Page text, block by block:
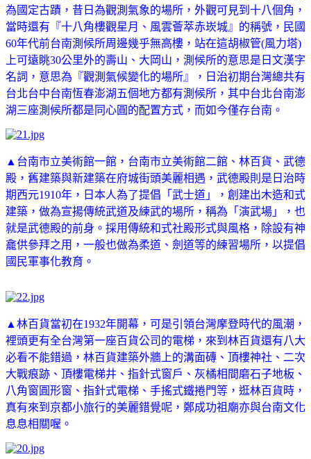
為國定古蹟，昔日為觀測氣象的場所，外觀可見到十八個角，
當時還有『十八角樓觀星月、風雲薈萃赤崁城』的稱號，民國
60年代前台南測候所周邊幾乎無高樓，站在這胡椒管(風力塔)
上可遠眺30公里外的壽山、大岡山，測候所的意思是日文漢字
名詞，意思為『觀測氣候變化的場所』，日治初期台灣總共有
台北台中台南恆春澎湖五個地方都有測候所，其中台北台南澎
湖三座測候所都是同心圓的配置方式，而如今僅存台南。
▲台南市立美術館一館，台南市立美術館二館、林百貨、武德
殿，舊建築與新建築在府城街頭美麗相遇，武德殿則是日治時
期西元1910年，日本人為了提倡「武士道」，創建出木造和式
建築，做為宣揚傳統武道及練武的場所，稱為「演武場」，也
就是武德殿的前身。採用傳統和式社殿形式與風格，除設有神
龕供參拜之用，一般也做為柔道、劍道等的練習場所，以提倡
國民軍事化教育。
▲林百貨當初在1932年開幕，可是引領台灣摩登時代的風潮，
裡頭更有全台灣第一座百貨公司的電梯，來到林百貨還有八大
必看不能錯過，林百貨建築外牆上的溝面磚、頂樓神社、二次
大戰痕跡、頂樓電梯井、指針式窗戶、灰橘相間磨石子地板、
八角窗圓形窗、指針式電梯、手搖式鐵捲門等，逛林百貨時，
真有來到京都小旅行的美麗錯覺呢，鄭成功祖廟亦與台南文化
息息相關喔。